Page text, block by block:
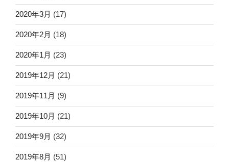
2020年3月 (17)
2020年2月 (18)
2020年1月 (23)
2019年12月 (21)
2019年11月 (9)
2019年10月 (21)
2019年9月 (32)
2019年8月 (51)